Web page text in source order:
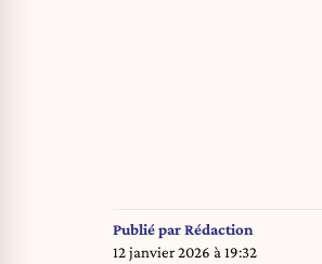
Publié parRédaction
12 janvier 2026 à 19:32